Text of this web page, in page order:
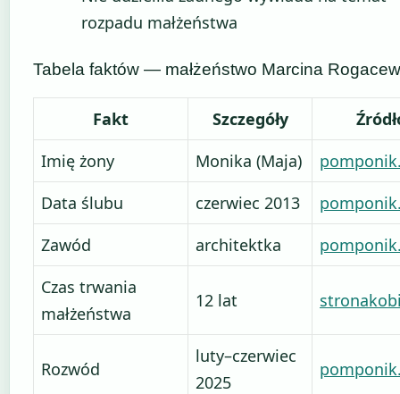
rozpadu małżeństwa
Tabela faktów — małżeństwo Marcina
Fakt Szczegóły
Imię żony
Monika (Maja)
Data ślubu
czerwiec 2013
Zawód
architektka
Czas trwania
małżeństwa
12 lat
Rozwód
luty–czerwiec
2025